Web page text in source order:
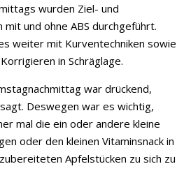
wurden Ziel- und
und ohne ABS durchgeführt.
weiter mit Kurventechniken sowie
in Schräglage.
war drückend,
Deswegen war es wichtig,
mal die ein oder andere kleine
oder den kleinen Vitaminsnack in
Apfelstücken zu sich zu